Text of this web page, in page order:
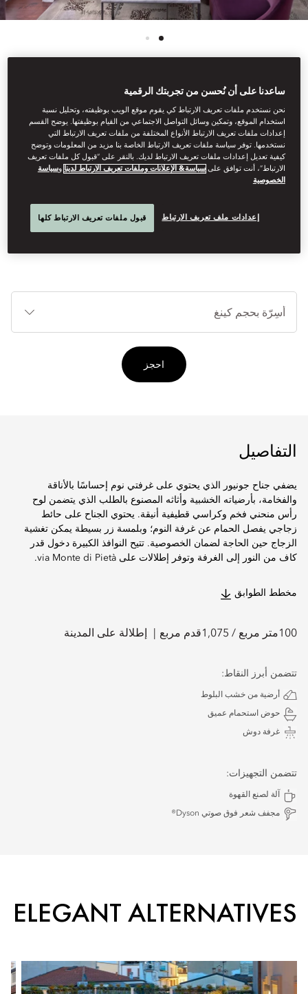
عرض جميع الغرف
جناح جونيور بغرفتي نوم
يحتوي هذا الجناح المتصل على غرفتي نوم رئيسيتين، وغرفتي معيشة،
صخب وضجيج المدينة، ويتميز بالديكور الآنيق ذي الألوان المريحة
احجز
التفاصيل
يضفي جناح جونيور الذي يحتوي على غرفتي نوم إحساسًا بالأناقة
والفخامة، بأرضياته الخشبية وأثاثه المصنوع بالطلب الذي يتضمن لوح
رأس منحني فخم وكراسي قطيفية أنيقة. يحتوي الجناح على حائط
زجاجي يفصل الحمام عن غرفة النوم؛ وبلمسة زر بسيطة يمكن تغشية
الزجاج حين الحاجة لضمان الخصوصية. تتيح النوافذ الكبيرة دخول قدر
كاف من النور إلى الغرفة وتوفر إطلالات على via Monte di Pietà.
مخطط الطوابق
100متر مربع / 1,075قدم مربع إطلالة على المدينة
تتضمن أبرز النقاط:
أرضية من خشب البلوط
حوض استحمام عميق
غرفة دوش
تتضمن التجهيزات:
آلة لصنع القهوة
مجفف شعر فوق صوتي Dyson®
ELEGANT ALTERNATIVES
ساعدنا على أن نُحسن من تجربتك الرقمية
نحن نستخدم ملفات تعريف الارتباط كي يقوم موقع الويب بوظيفته، وتحليل نسبة
استخدام الموقع، وتمكين وسائل التواصل الاجتماعي من القيام بوظيفتها. يوضح القسم
إعدادات ملفات تعريف الارتباط الأنواع المختلفة من ملفات تعريف الارتباط التي
نستخدمها. توفر سياسة ملفات تعريف الارتباط الخاصة بنا مزيد من المعلومات وتوضح
كيفية تعديل إعدادات ملفات تعريف الارتباط لديك. بالنقر على “قبول كل ملفات تعريف
الارتباط”، أنت توافق علىسياسة& الإعلانات وملفات تعريف الارتباط لدينا وسياسة
الخصوصية
إعدادات ملف تعريف الارتباط قبول ملفات تعريف الارتباط كلها